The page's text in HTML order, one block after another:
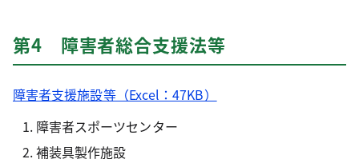
第4 障害者総合支援法等
障害者支援施設等（Excel：47KB）
障害者スポーツセンター
補装具製作施設